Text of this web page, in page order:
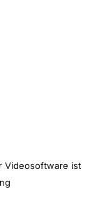
Videosoftware ist